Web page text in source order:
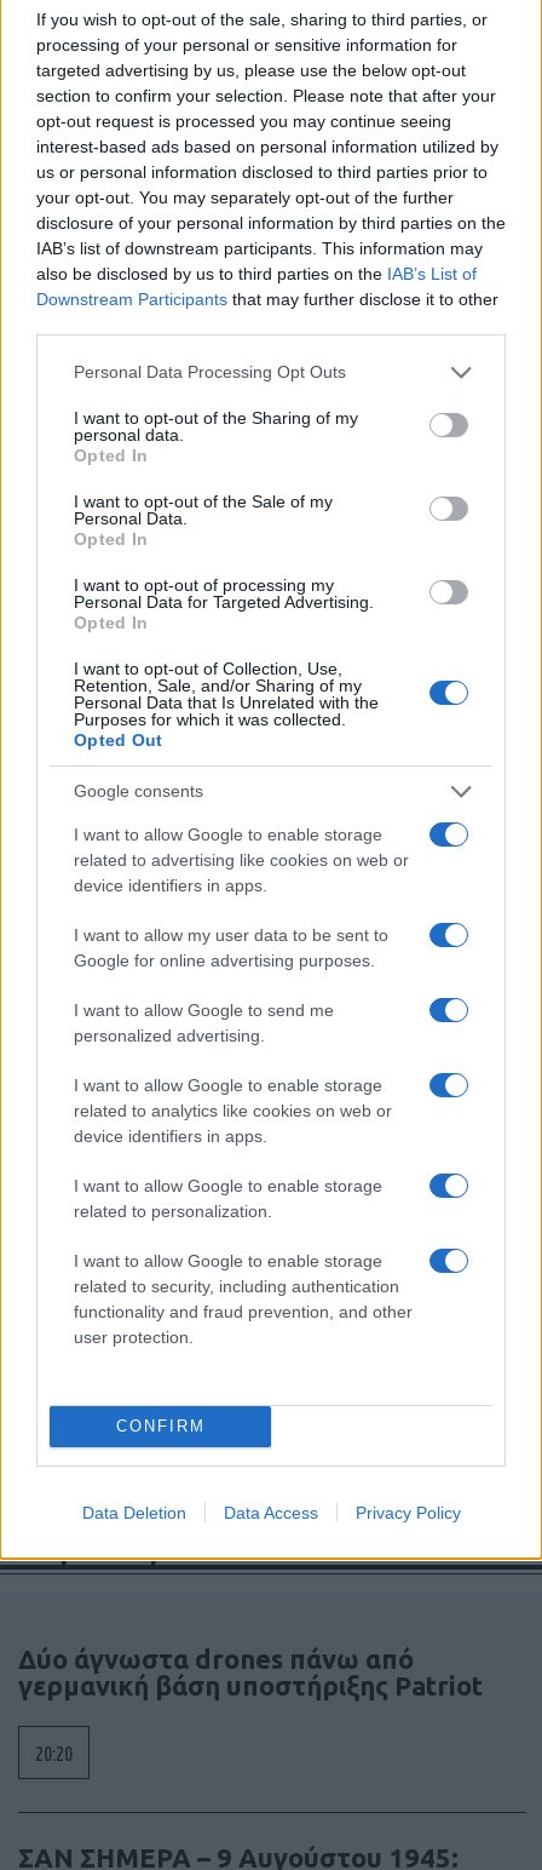
If you wish to opt-out of the sale, sharing to third parties, or
processing of your personal or sensitive information for
targeted advertising by us, please use the below opt-out
section to confirm your selection. Please note that after your
opt-out request is processed you may continue seeing
interest-based ads based on personal information utilized by
us or personal information disclosed to third parties prior to
your opt-out. You may separately opt-out of the further
disclosure of your personal information by third parties on the
IAB’s list of downstream participants. This information may
also be disclosed by us to third parties on the IAB’s List of
Downstream Participants that may further disclose it to other
Please note that this website/app uses one or more Google
not limited to your visit or usage behaviour. You may click to
grant or deny consent to Google and its third-party tags to
use your data for below specified purposes in below Google
consent section.
Personal Data Processing Opt Outs
I want to opt-out of the Sharing of my
personal data.
Opted In
I want to opt-out of the Sale of my
Personal Data.
Opted In
I want to opt-out of processing my
Personal Data for Targeted Advertising.
Opted In
I want to opt-out of Collection, Use,
Retention, Sale, and/or Sharing of my
Personal Data that Is Unrelated with the
Purposes for which it was collected.
Opted Out
Google consents
I want to allow Google to enable storage
related to advertising like cookies on web or
device identifiers in apps.
I want to allow my user data to be sent to
Google for online advertising purposes.
I want to allow Google to send me
personalized advertising.
I want to allow Google to enable storage
related to analytics like cookies on web or
device identifiers in apps.
I want to allow Google to enable storage
related to personalization.
I want to allow Google to enable storage
related to security, including authentication
functionality and fraud prevention, and other
user protection.
CONFIRM
Data Deletion Data Access Privacy Policy
Ροή Ειδήσεων
Δύο άγνωστα drones πάνω από
γερμανική βάση υποστήριξης Patriot
20:20
ΣΑΝ ΣΗΜΕΡΑ – 9 Αυγούστου 1945:
αλλού όλοι χιτλερικοί είναι….
0 Reply
γιωργος 16 Σεπτεμβρίου 2019 23:19 #111613
Λογικο ειναι η γερμανια απο το 1933 μεχρι το 1945 ηταν μια
μεγαλη στρατιωτικη δυναμη στην ευρωπη και τωρα ποια που
δεν ειναι, ενα ποσοστο του κοσμου ειδικα οι στρατιωτικοι
κοσμος παλι.
Reply
jim40(@jim40)
16 Σεπτεμβρίου 2019 23:19
” Το θέμα απειλεί να πάρει διαστάσεις χιονοστιβάδας αλλά η
Υπηρεσία Αντικατασκοπείας του γερμανικού Στρατού δεν έχει
της έρευνας που απαιτείται.” Και νόμιζα μόνο σε εμάς γίνονται
Reply
Nick(@nick)
Active Member
17 Σεπτεμβρίου 2019 06:17
σύννεφα.